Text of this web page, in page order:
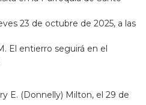
23 de octubre de 2025, a las
El entierro seguirá en el
E. (Donnelly) Milton, el 29 de